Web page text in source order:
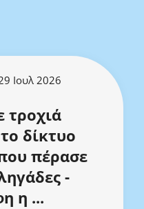
Ιουλ 2026
τροχιά
δίκτυο
πέρασε
-
η ...